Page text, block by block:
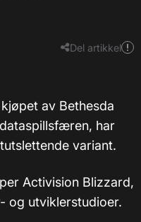
Del artikkel
av Bethesda
har
variant.
Activision Blizzard,
og utviklerstudioer.